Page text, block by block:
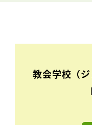
教会学校（